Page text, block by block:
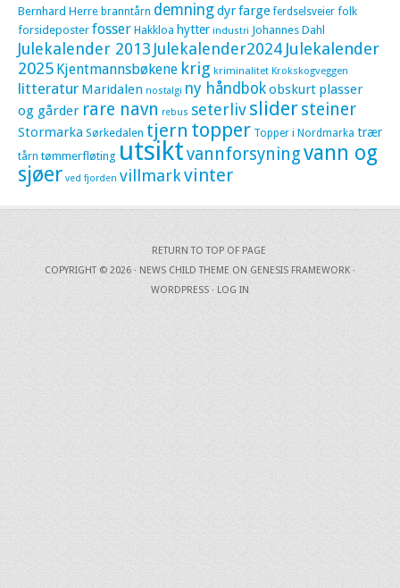
Bernhard Herre branntårn demningdyrfarge ferdselsveier folk
forsideposter fosser Hakkloa hytter industri Johannes Dahl
Julekalender 2013 Julekalender2024 Julekalender
2025 Kjentmannsbøkene krig kriminalitet Krokskogveggen
litteratur Maridalen nostalgi ny håndbokobskurt plasser
og gårder rare navn rebus seterlivslidersteiner
Stormarka Sørkedalen tjern topper Topper i Nordmarka trær
tårn tømmerfløting utsiktvannforsyningvann og
sjøer ved fjorden villmarkvinter
RETURN TO TOP OF PAGE
COPYRIGHT © 2026 · NEWS CHILD THEME ON GENESIS FRAMEWORK ·
WORDPRESS · LOG IN